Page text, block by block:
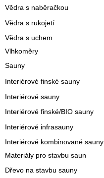
Vědra s naběračkou
Vědra s rukojetí
Vědra s uchem
Vlhkoměry
Sauny
Interiérové finské sauny
Interiérové sauny
Interiérové finské/BIO sauny
Interiérové infrasauny
Interiérové kombinované sauny
Materiály pro stavbu saun
Dřevo na stavbu sauny